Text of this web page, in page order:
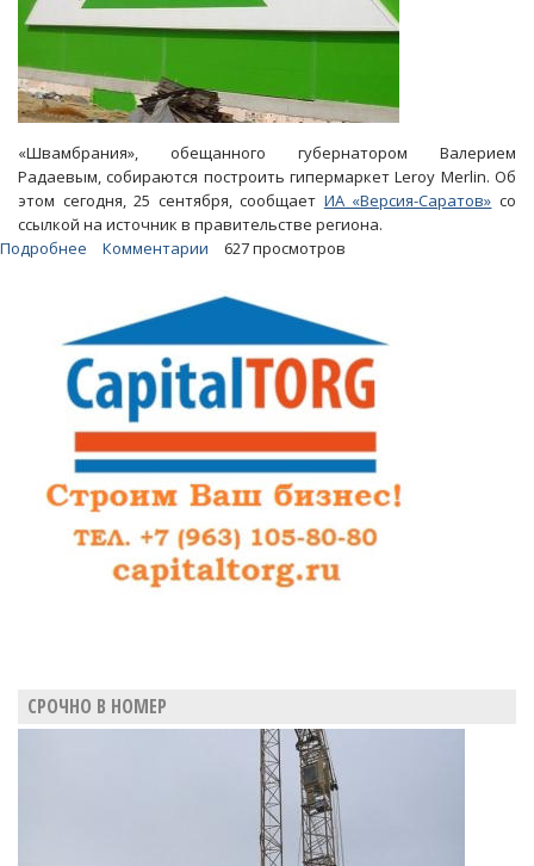
«Швамбрания», обещанного губернатором Валерием
Радаевым, собираются построить гипермаркет Leroy Merlin. Об
этом сегодня, 25 сентября, сообщает ИА «Версия-Саратов» со
ссылкой на источник в правительстве региона.
Подробнее
Радаевым
парка
построят
Leroy
Merlin
Комментарии 627 просмотров
СРОЧНО В НОМЕР